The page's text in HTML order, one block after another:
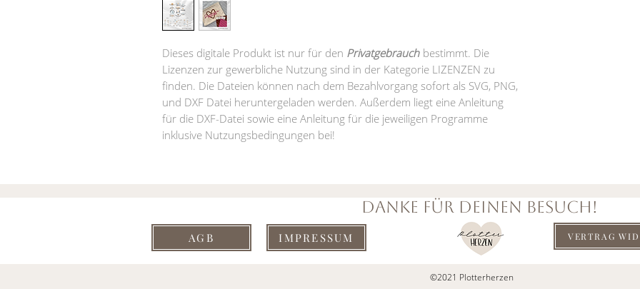
Dieses digitale Produkt ist nur für den Privatgebrauch bestimmt. Die
Lizenzen zur gewerbliche Nutzung sind in der Kategorie LIZENZEN zu
finden. Die Dateien können nach dem Bezahlvorgang sofort als SVG, PNG,
und DXF Datei heruntergeladen werden. Außerdem liegt eine Anleitung
für die DXF-Datei sowie eine Anleitung für die jeweiligen Programme
inklusive Nutzungsbedingungen bei!
DANKE FÜR DEINEN BESUCH!
AGB IMPRESSUM VERTRAG
©2021 Plotterherzen